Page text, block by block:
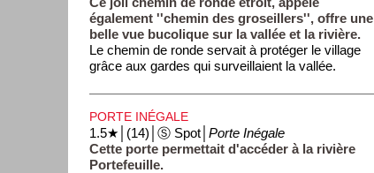
également ''chemin des groseillers'', offre une
belle vue bucolique sur la vallée et la rivière.
Le chemin de ronde servait à protéger le village
grâce aux gardes qui surveillaient la vallée.
PORTE INÉGALE
1.5★│(14)│Ⓢ Spot│Porte Inégale
Cette porte permettait d'accéder à la rivière
Portefeuille.